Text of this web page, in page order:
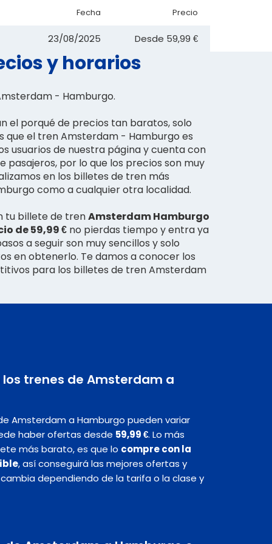
Fecha Precio
23/08/2025 Desde 59,99 €
y horarios
- Hamburgo.
el porqué de precios tan baratos, solo
que el tren Amsterdam - Hamburgo es
usuarios de nuestra página y cuenta con
pasajeros, por lo que los precios son muy
en los billetes de tren más
como a cualquier otra localidad.
tu billete de trenAmsterdam Hamburgo
de 59,99 € no pierdas tiempo y entra ya
a seguir son muy sencillos y solo
en obtenerlo. Te damos a conocer los
para los billetes de tren Amsterdam
trenes de Amsterdam a
Amsterdam a Hamburgo pueden variar
haber ofertas desde 59,99 €. Lo más
más barato, es que lo compre con la
, así conseguirá las mejores ofertas y
dependiendo de la tarifa o la clase y